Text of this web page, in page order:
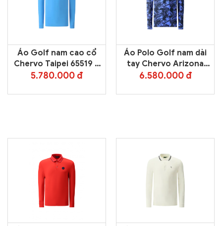
Áo Golf nam cao cổ
Chervo Taipei 65519 –
Blue 579
5.780.000 đ
Áo Polo Golf nam dài
tay Chervo Arizona
65637 – Blue 055E
6.580.000 đ